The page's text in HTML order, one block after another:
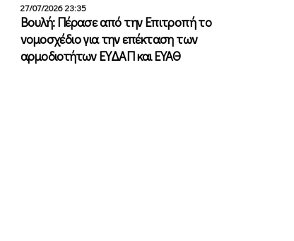
27/07/2026 23:35
Βουλή: Πέρασε από την Επιτροπή το
νομοσχέδιο για την επέκταση των
αρμοδιοτήτων ΕΥΔΑΠ και ΕΥΑΘ